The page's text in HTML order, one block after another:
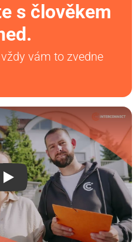
s člověkem
vám to zvedne